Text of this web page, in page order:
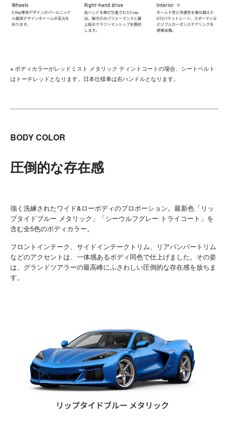
※ ボディカラーがレッドミスト メタリック ティントコートの場合、シートベルト
はトーチレッドとなります。日本仕様車は右ハンドルとなります。
BODY COLOR
圧倒的な存在感
強く洗練されたワイド&ローボディのプロポーション。最新色「リッ
プタイドブルー メタリック」「シーウルフグレー トライコート」を
含む全5色のボディカラー。
フロントインテーク、サイドインテークトリム、リアバンパートリム
などのアクセントは、一体感あるボディ同色で仕上げました。その姿
は、グランドツアラーの最高峰にふさわしい圧倒的な存在感を放ちま
す。